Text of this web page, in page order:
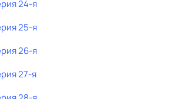
24-я
25-я
26-я
27-я